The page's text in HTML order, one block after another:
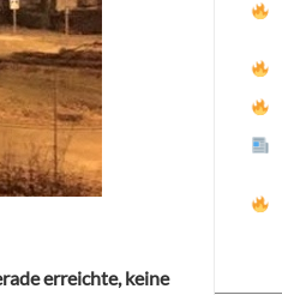
erreichte, keine